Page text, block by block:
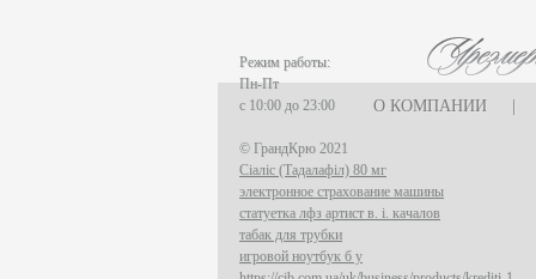
О КОМПАНИИ
Режим работы:
Пн-Пт
с 10:00 до 23:00
© ГрандКрю 2021
Сіаліс (Тадалафіл) 80 мг
электронное страхование машины
статуетка лфз артист в. і. качалов
табак для трубки
игровой ноутбук б у